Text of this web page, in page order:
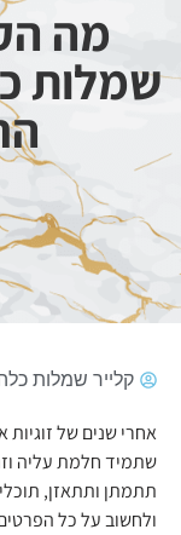
מה
שמלות
קלייר שמלות
אחרי שנים של
שתמיד חלמת עליה
תתמתן ותתאזן,
ולחשוב על כל